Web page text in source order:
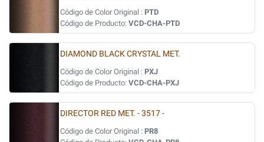
Código de Color Original : PTD
Código de Producto: VCD-CHA-PTD
DIAMOND BLACK CRYSTAL MET.
Código de Color Original : PXJ
Código de Producto: VCD-CHA-PXJ
DIRECTOR RED MET. - 3517 -
Código de Color Original : PR8